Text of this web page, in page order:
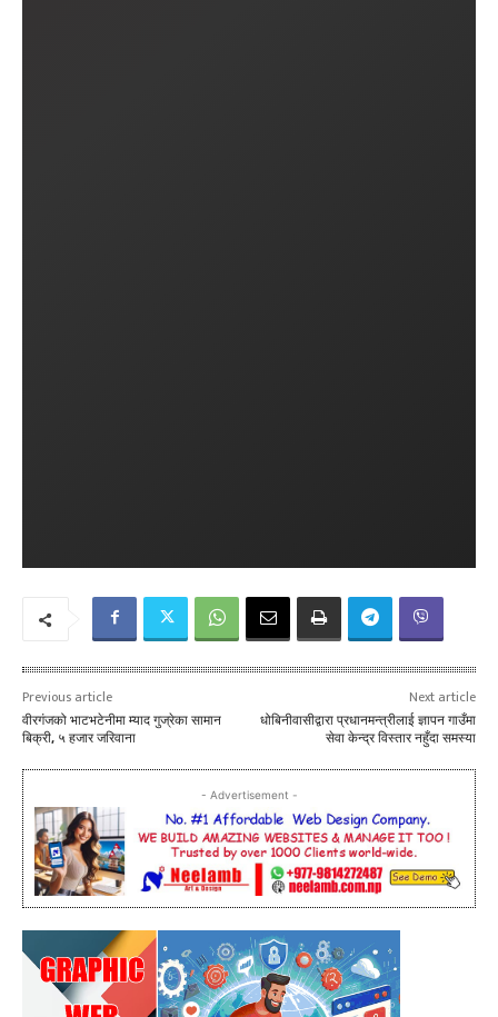
Previous article
वीरगंजको भाटभटेनीमा म्याद गुज्रेका सामान
बिक्री, ५ हजार जरिवाना
Next article
धोबिनीवासीद्वारा प्रधानमन्त्रीलाई ज्ञापन गाउँमा
सेवा केन्द्र विस्तार नहुँदा समस्या
- Advertisement -